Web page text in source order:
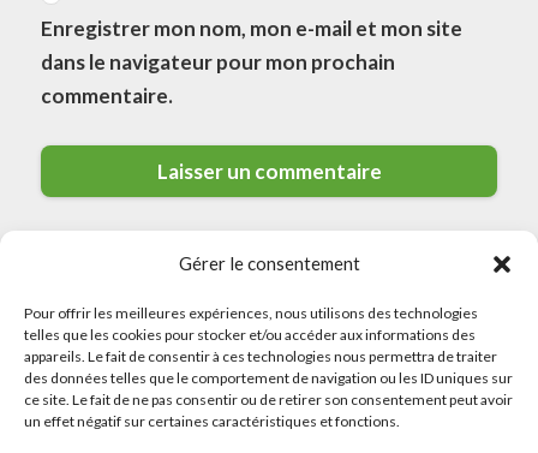
Gérer le consentement
Pour offrir les meilleures expériences, nous utilisons des technologies
telles que les cookies pour stocker et/ou accéder aux informations des
appareils. Le fait de consentir à ces technologies nous permettra de traiter
des données telles que le comportement de navigation ou les ID uniques sur
ce site. Le fait de ne pas consentir ou de retirer son consentement peut avoir
un effet négatif sur certaines caractéristiques et fonctions.
Enregistrer mon nom, mon e-mail et mon site
dans le navigateur pour mon prochain
commentaire.
© 2026 Meilleurs Plombiers · All rights reserved